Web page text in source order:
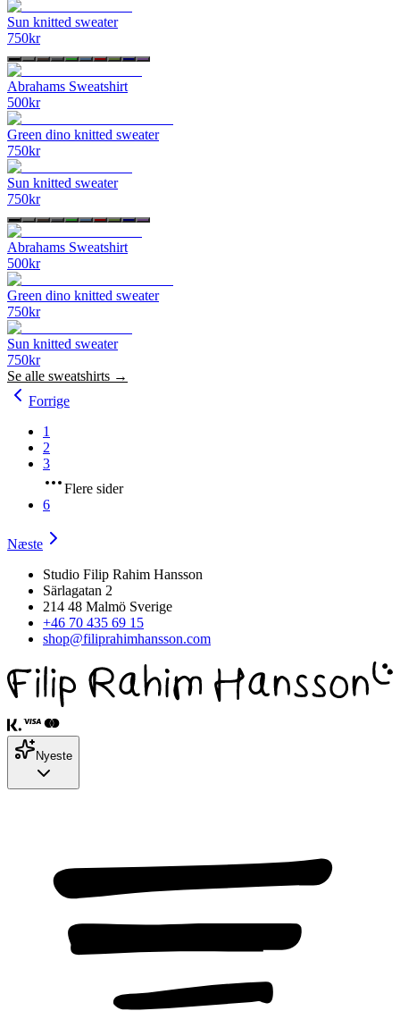
Sun knitted sweater
750kr
Abrahams Sweatshirt
500kr
Green dino knitted sweater
750kr
Sun knitted sweater
750kr
Abrahams Sweatshirt
500kr
Green dino knitted sweater
750kr
Sun knitted sweater
750kr
Se alle sweatshirts →
Forrige
1
2
3
Flere sider
6
Næste
Studio Filip Rahim Hansson
Särlagatan 2
214 48 Malmö Sverige
+46 70 435 69 15
shop@filiprahimhansson.com
Nyeste